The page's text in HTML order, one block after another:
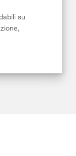
su